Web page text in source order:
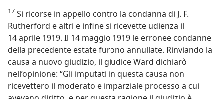
17 Si ricorse in appello contro la condanna di J. F.
Rutherford e altri e infine si ricevette udienza il
14 aprile 1919. Il 14 maggio 1919 le erronee condanne
della precedente estate furono annullate. Rinviando la
causa a nuovo giudizio, il giudice Ward dichiarò
nell’opinione: “Gli imputati in questa causa non
ricevettero il moderato e imparziale processo a cui